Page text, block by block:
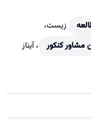
زیست،
مشاور کنکور
، آیناز